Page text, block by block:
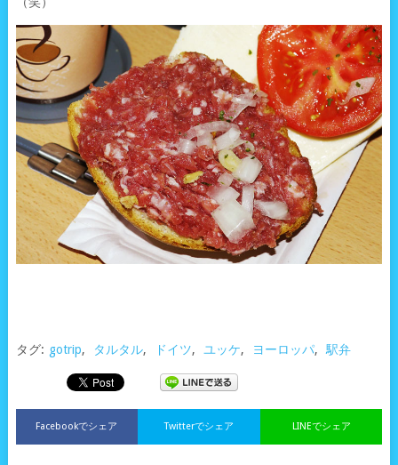
タグ: gotrip, タルタル, ドイツ, ユッケ, ヨーロッパ, 駅弁
Facebookでシェア LINEでシェア
Twitterでシェア